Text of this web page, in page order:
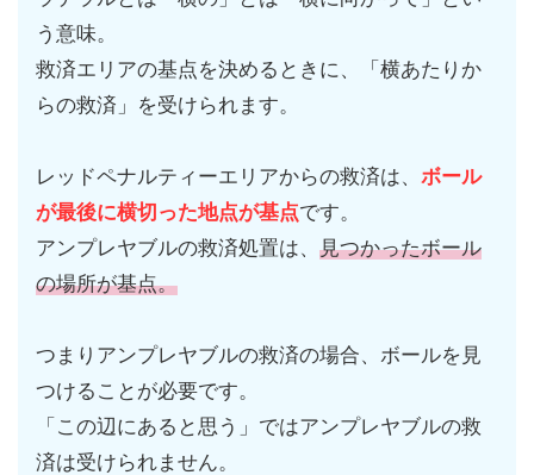
う意味。
救済エリアの基点を決めるときに、「横あたりか
らの救済」を受けられます。
レッドペナルティーエリアからの救済は、 ボール
が最後に横切った地点が基点です。
アンプレヤブルの救済処置は、 見つかったボール
の場所が基点。
つまりアンプレヤブルの救済の場合、ボールを見
つけることが必要です。
「この辺にあると思う」ではアンプレヤブルの救
済は受けられません。